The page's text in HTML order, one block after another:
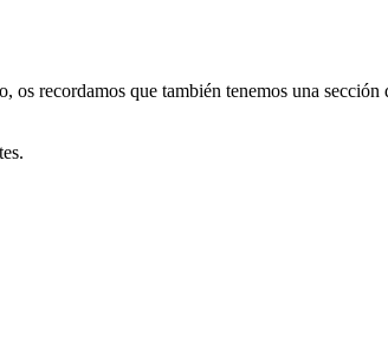
os recordamos que también tenemos una